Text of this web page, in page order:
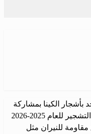
الكينا بمشاركة
مديرية منطقة صافيتا، وأيضاً تشجير موقع بعشتر في وحدة غابات طرطوس بمساحة نصف هكتار بأشجار الصنوبر والكينا. وذكر مدير فرع الهيئة في طرطوس مضر حرفوش أن خطة التشجير للعام 2025-2026
مقاومة للنيران مثل